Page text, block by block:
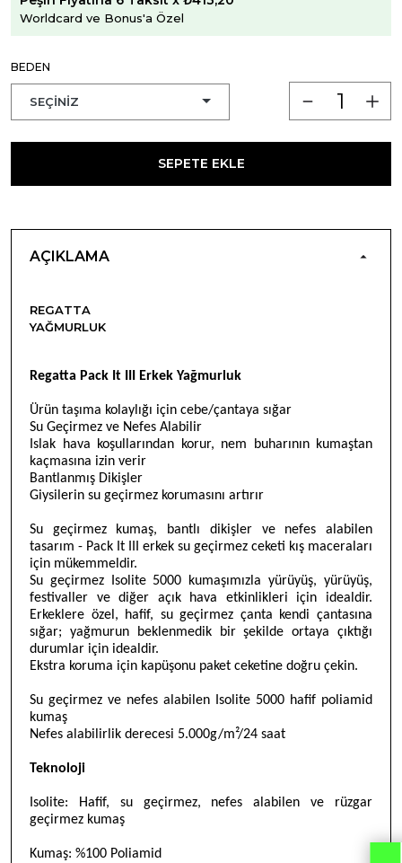
Worldcard ve Bonus'a Özel
BEDEN
SEPETE EKLE
AÇIKLAMA
REGATTA
YAĞMURLUK
Regatta Pack It III Erkek Yağmurluk
Ürün taşıma kolaylığı için cebe/çantaya sığar
Su Geçirmez ve Nefes Alabilir
Islak hava koşullarından korur, nem buharının kumaştan
kaçmasına izin verir
Bantlanmış Dikişler
Giysilerin su geçirmez korumasını artırır
Su geçirmez kumaş, bantlı dikişler ve nefes alabilen
tasarım - Pack It III erkek su geçirmez ceketi kış maceraları
için mükemmeldir.
Su geçirmez Isolite 5000 kumaşımızla yürüyüş, yürüyüş,
festivaller ve diğer açık hava etkinlikleri için idealdir.
Erkeklere özel, hafif, su geçirmez çanta kendi çantasına
sığar; yağmurun beklenmedik bir şekilde ortaya çıktığı
durumlar için idealdir.
Ekstra koruma için kapüşonu paket ceketine doğru çekin.
Su geçirmez ve nefes alabilen Isolite 5000 hafif poliamid
kumaş
Nefes alabilirlik derecesi 5.000g/m²/24 saat
Teknoloji
Isolite: Hafif, su geçirmez, nefes alabilen ve rüzgar
geçirmez kumaş
Kumaş: %100 Poliamid